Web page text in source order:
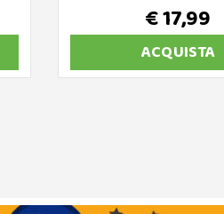
€ 17,99
ACQUISTA